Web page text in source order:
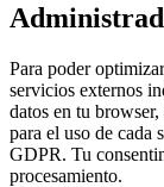
Para poder
servicios externos
datos en tu
para el uso de
GDPR. Tu
procesamiento.